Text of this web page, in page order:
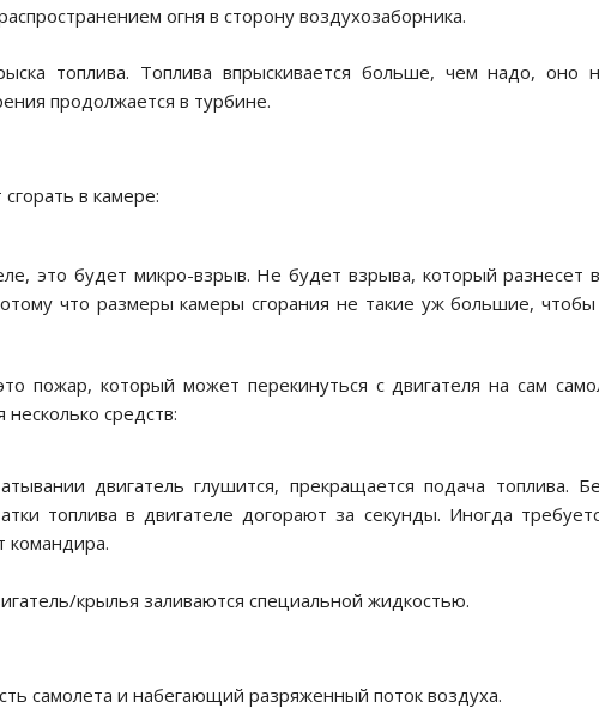
огня в сторону воздухозаборника.
топлива. Топлива впрыскивается больше, чем надо, оно
продолжается в турбине.
в камере:
это будет микро-взрыв. Не будет взрыва, который разнесет
что размеры камеры сгорания не такие уж большие, чтобы
пожар, который может перекинуться с двигателя на сам
средств:
двигатель глушится, прекращается подача топлива.
топлива в двигателе догорают за секунды. Иногда
командира.
крылья заливаются специальной жидкостью.
самолета и набегающий разряженный поток воздуха.